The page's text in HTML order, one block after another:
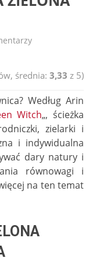
średnia:3,33 z 5)
Według Arin
Witch„, ścieżka
zielarki i
i indywidualna
dary natury i
równowagi i
na ten temat